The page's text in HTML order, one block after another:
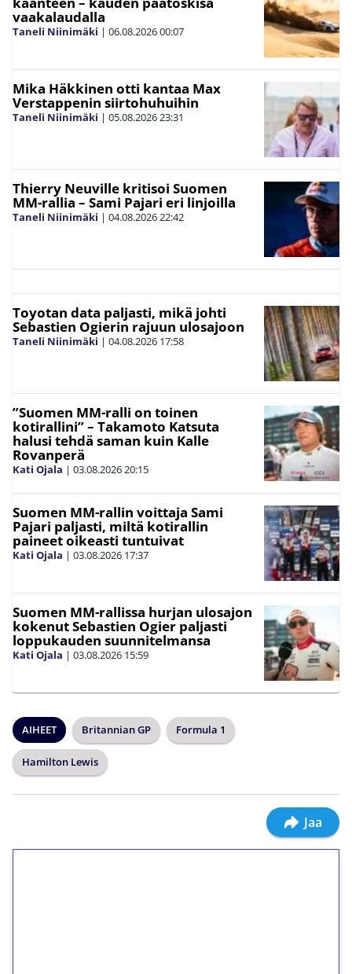
vaakalaudalla
Taneli Niinimäki | 06.08.202600:07
Mika Häkkinen otti kantaa Max
Verstappenin siirtohuhuihin
Taneli Niinimäki | 05.08.202623:31
Thierry Neuville kritisoi Suomen
MM-rallia – Sami Pajari eri linjoilla
Taneli Niinimäki | 04.08.202622:42
Toyotan data paljasti, mikä johti
Sebastien Ogierin rajuun ulosajoon
Taneli Niinimäki | 04.08.2026 17:58
”Suomen MM-ralli on toinen
kotirallini” – Takamoto Katsuta
halusi tehdä saman kuin Kalle
Rovanperä
Kati Ojala | 03.08.202620:15
Suomen MM-rallin voittaja Sami
Pajari paljasti, miltä kotirallin
paineet oikeasti tuntuivat
Kati Ojala | 03.08.2026 17:37
Suomen MM-rallissa hurjan ulosajon
kokenut Sebastien Ogier paljasti
loppukauden suunnitelmansa
Kati Ojala | 03.08.2026 15:59
AIHEET Britannian GP Formula 1
Hamilton Lewis
Jaa